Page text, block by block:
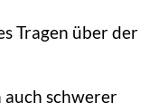
Tragen über der
auch schwerer